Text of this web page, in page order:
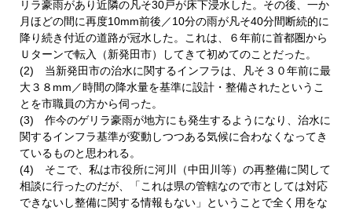
リラ豪雨があり近隣の凡そ30戸が床下浸水した。その後、一か
月ほどの間に再度10mm前後／10分の雨が凡そ40分間断続的に
降り続き付近の道路が冠水した。これは、６年前に首都圏から
Ｕターンで転入（新発田市）してきて初めてのことだった。
(2) 当新発田市の治水に関するインフラは、凡そ３０年前に最
大３８mm／時間の降水量を基準に設計・整備されたというこ
とを市職員の方から伺った。
(3) 作今のゲリラ豪雨が地方にも発生するようになり、治水に
関するインフラ基準が変動しつつある気候に合わなくなってき
ているものと思われる。
(4) そこで、私は市役所に河川（中田川等）の再整備に関して
相談に行ったのだが、「これは県の管轄なので市としては対応
できないし整備に関する情報もない」ということで全く用をな